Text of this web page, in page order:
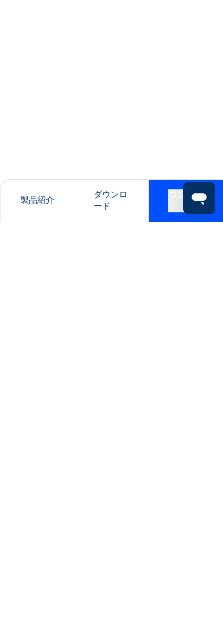
製品紹介
ダウンロ
ード
コンタク